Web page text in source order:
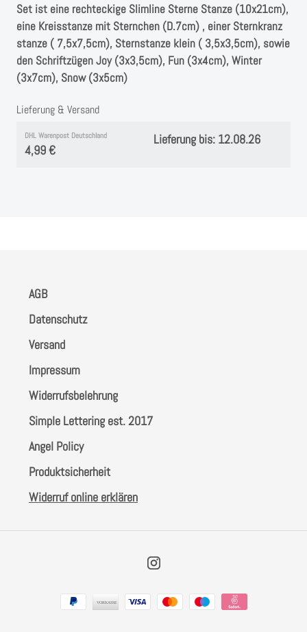
Instagram
Kranzliebe
Set ist eine rechteckige Slimline Sterne Stanze (10x21cm),
eine Kreisstanze mit Sternchen (D.7cm) , einer Sternkranz
stanze ( 7,5x7,5cm), Sternstanze klein ( 3,5x3,5cm), sowie
den Schriftzügen Joy (3x3,5cm), Fun (3x4cm), Winter
(3x7cm), Snow (3x5cm)
Lieferung & Versand
DHL Warenpost Deutschland
4,99 €
Lieferung bis: 12.08.26
AGB
Datenschutz
Versand
Impressum
Widerrufsbelehrung
Simple Lettering est. 2017
Angel Policy
Produktsicherheit
Widerruf online erklären
Zahlungsarten